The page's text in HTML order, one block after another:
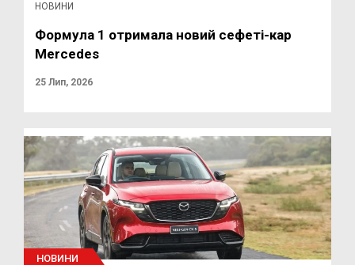
НОВИНИ
Формула 1 отримала новий сефеті-кар
Mercedes
25 Лип, 2026
НОВИНИ